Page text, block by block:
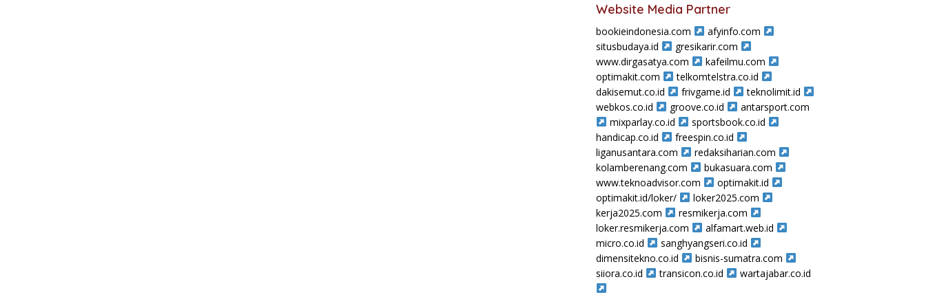
Website Media Partner
bookieindonesia.com
afyinfo.com
situsbudaya.id
gresikarir.com
www.dirgasatya.com
kafeilmu.com
optimakit.com
telkomtelstra.co.id
dakisemut.co.id
frivgame.id
teknolimit.id
webkos.co.id
groove.co.id
antarsport.com
mixparlay.co.id
sportsbook.co.id
handicap.co.id
freespin.co.id
liganusantara.com
redaksiharian.com
kolamberenang.com
bukasuara.com
www.teknoadvisor.com
optimakit.id
optimakit.id/loker/
loker2025.com
kerja2025.com
resmikerja.com
loker.resmikerja.com
alfamart.web.id
micro.co.id
sanghyangseri.co.id
dimensitekno.co.id
bisnis-sumatra.com
siiora.co.id
transicon.co.id wartajabar.co.id